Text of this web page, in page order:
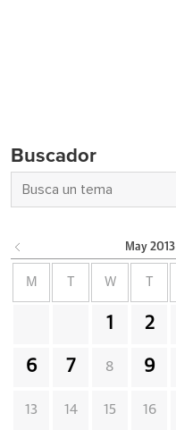
Buscador
May 2013
M W
1 2
6 7 8 9
13 14 15 16